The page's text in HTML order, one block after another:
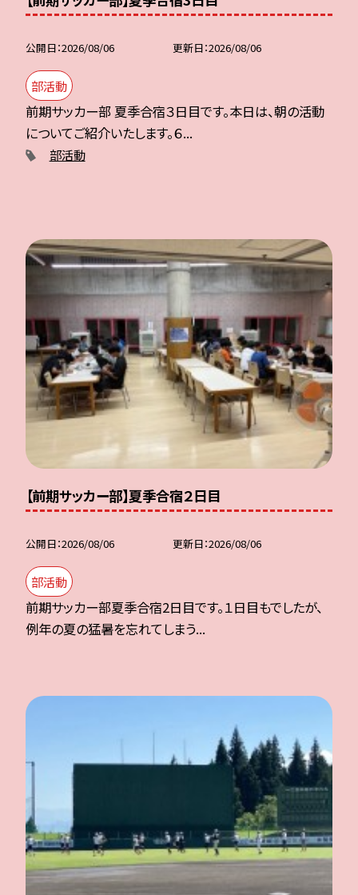
公開日 2026/08/06 更新日 2026/08/06
部活動
前期サッカー部 夏季合宿３日目です。本日は、朝の活動
についてご紹介いたします。６...
部活動
【前期サッカー部】夏季合宿２日目
公開日 2026/08/06 更新日 2026/08/06
部活動
前期サッカー部夏季合宿2日目です。１日目もでしたが、
例年の夏の猛暑を忘れてしまう...